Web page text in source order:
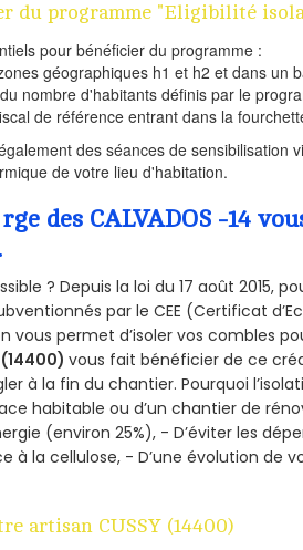
du programme "Eligibilité
pour bénéficier du programme :
géographiques h1 et h2 et dans un
nombre d'habitants définis par le
de référence entrant dans la
des séances de sensibilisation
de votre lieu d'habitation.
des CALVADOS -14
? Depuis la loi du 17 août 2015,
par le CEE (Certificat
vous permet d’isoler vos combles
(14400)vous fait bénéficier de ce
à la fin du chantier. Pourquoi
habitable ou d’un chantier de
(environ 25%), - D’éviter les
à la cellulose, - D’une évolution de
artisan CUSSY (14400)